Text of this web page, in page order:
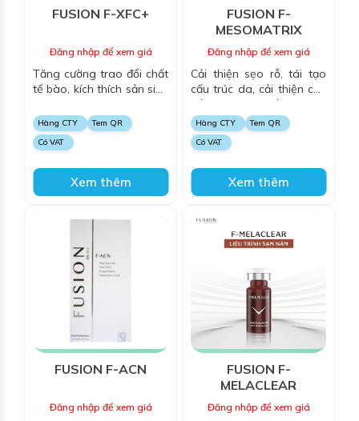
FUSION F-XFC+
Đăng nhập để xem giá
Tăng cường trao đổi chất
tế bào, kích thích sản sinh
dưỡng ẩm, chống oxy hóa
và làm sáng da, mang lại
làn da căng mịn, săn chắc
và trẻ trung.
Hàng CTY
Tem QR
Có VAT
Xem thêm
FUSION F-
MESOMATRIX
Đăng nhập để xem giá
Cải thiện sẹo rỗ, tái tạo
cấu trúc da, cải thiện các
vết sẹo, giúp tế bào da
mới được tạo ra và da
được phục hồi
Hàng CTY
Tem QR
Có VAT
Xem thêm
FUSION F-ACN
Đăng nhập để xem giá
FUSION F-
MELACLEAR
Đăng nhập để xem giá